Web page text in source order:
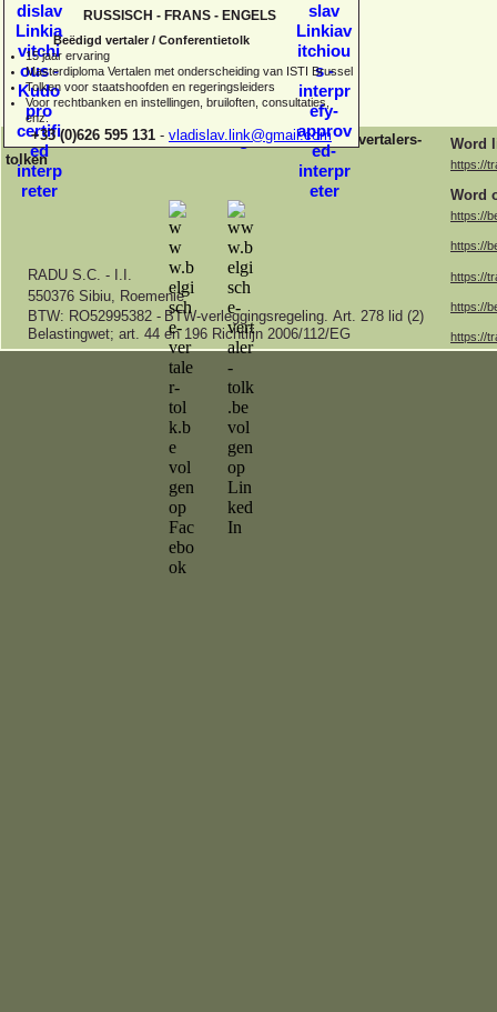
Belgische vertalers-
tolken
Word
https://
Word
https://
https://
https://
https://
https://
RADU S.C. - I.I.
550376 Sibiu, Roemenië
BTW: RO52995382 - BTW-verleggingsregeling. Art. 278 lid (2)
Belastingwet; art. 44 en 196 Richtlijn 2006/112/EG
RUSSISCH - FRANS - ENGELS
Beëdigd vertaler / Conferentietolk
15 jaar ervaring
Masterdiploma Vertalen met onderscheiding van ISTI Brussel
Tolken voor staatshoofden en regeringsleiders
Voor rechtbanken en instellingen, bruiloften, consultaties,
enz.
+33 (0)626 595 131 - vladislav.link@gmail.com